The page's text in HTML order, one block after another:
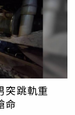
突跳軌重
命